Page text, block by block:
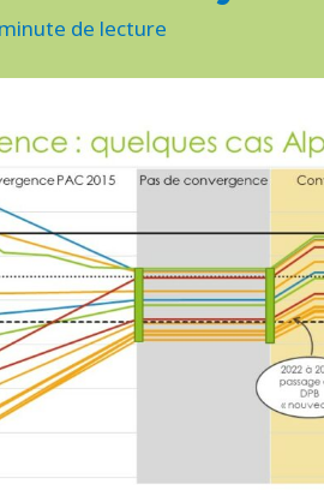
de lecture